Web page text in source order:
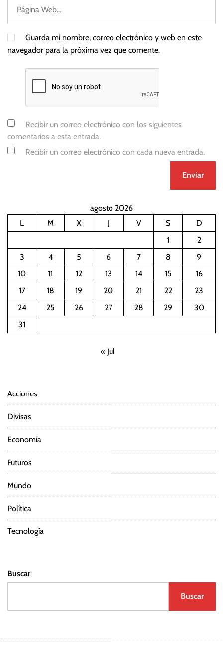
Guarda mi nombre, correo electrónico y web en este
navegador para la próxima vez que comente.
Recibir un correo electrónico con los siguientes
comentarios a esta entrada.
Recibir un correo electrónico con cada nueva entrada.
agosto 2026
L
M X J V S
D
1
2
3
4 5 6 7 8
9
10
11 12 13 14 15
16
17
18 19 20 21 22
23
24
25 26 27 28 29
30
31
« Jul
Acciones
Divisas
Economía
Futuros
Mundo
Política
Tecnología
Buscar
Buscar